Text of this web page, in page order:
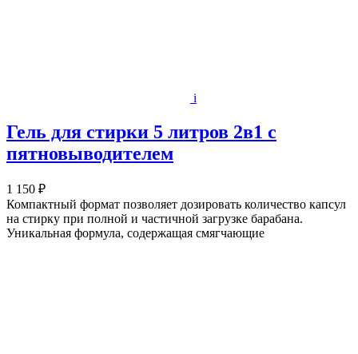
i
Гель для стирки 5 литров 2в1 c
пятновыводителем
1 150 ₽
Компактный формат позволяет дозировать количество капсул
на стирку при полной и частичной загрузке барабана.
Уникальная формула, содержащая смягчающие